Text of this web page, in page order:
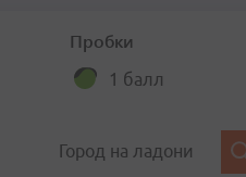
Пробки
1 балл
Город на ладони